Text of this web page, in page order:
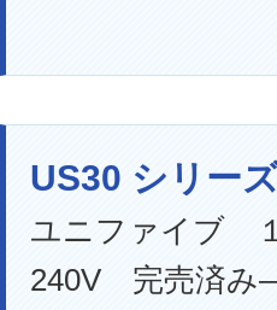
US30 シリー
ユニファイブ
240V 完売済み